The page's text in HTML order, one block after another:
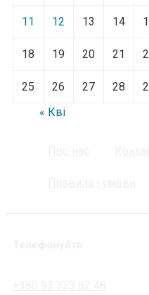
11 12 13 14
18 19 20 21
25 26 27 28
« Кві